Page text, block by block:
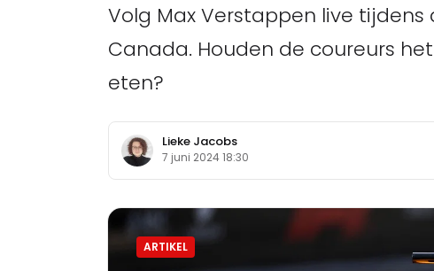
Volg Max Verstappen live tijdens
Canada. Houden de coureurs
eten?
Lieke Jacobs
7 juni 2024 18:30
ARTIKEL